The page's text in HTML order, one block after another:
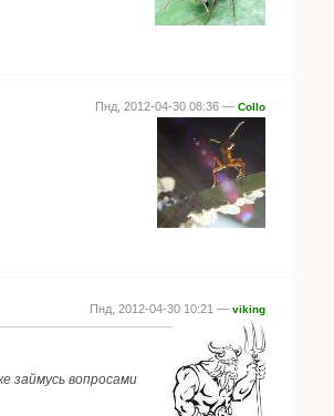
Пнд, 2012-04-30 08:36 — Collo
Пнд, 2012-04-30 10:21 — viking
займусь вопросами